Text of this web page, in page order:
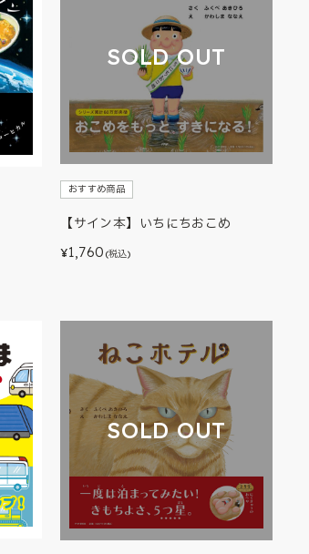
SOLD OUT
おすすめ商品
【サイン本】いちにちおこめ
¥1,760 (税込)
SOLD OUT